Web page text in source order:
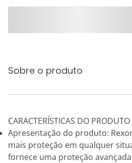
Sobre o produto
CARACTERÍSTICAS DO PRODUTO
Apresentação do produto:
mais proteção em qualquer
fornece uma proteção